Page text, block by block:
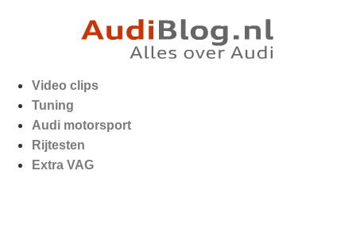
Video clips
Tuning
Audi motorsport
Rijtesten
Extra VAG